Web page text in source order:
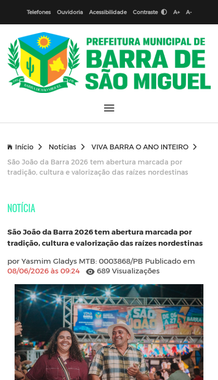
Telefones Ouvidoria Acessibilidade Contraste A+ A-
Início Notícias
VIVA BARRA O ANO INTEIRO
São João da Barra 2026 tem abertura marcada por
tradição, cultura e valorização das raízes nordestinas
NOTÍCIA
São João da Barra 2026 tem abertura marcada por
tradição, cultura e valorização das raízes nordestinas
por Yasmim Gladys MTB: 0003868/PB Publicado em
08/06/2026 às 09:24
689 Visualizações